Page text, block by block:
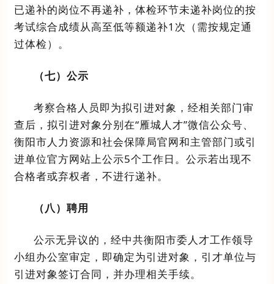
已递补的岗位不再递补，体检环节未递补岗位的按
考试综合成绩从高至低等额递补1 次（需按规定通
过体检）。
（七） 公示
考察合格人员即为拟引进对象 ， 经相关部门审
查后， 拟引进对象分别在“雁城人才”微信公众号、
衡阳市人力资源和社会保障局官网和主管部门或引
进单位官方网站上公示5个工作日。 公示若出现不
合格者或弃权者，不进行递补。
（八） 聘用
公示无异议的，经中共衡阳市委人才工作领导
小组办公室审定，即确定为引进对象， 引才单位与
引进对象签订合同，并办理相关手续。